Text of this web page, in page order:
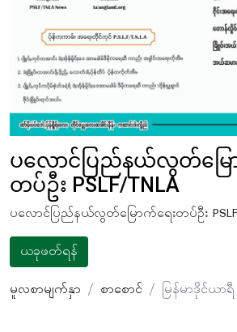
ပလောင်ပြည်နယ်လွတ်မြေ
တပ်ဦး PSLF/TNLA
ပလောင်ပြည်နယ်လွတ်မြောက်ရေးတပ်ဦး
ယခုဖတ်ရန်
မူလစာမျက်နှာ
စာစောင် မြန်မာဒိုင်ယာရီ